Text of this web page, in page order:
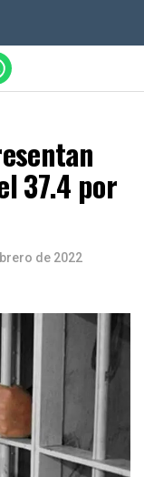
37.4 por
de 2022